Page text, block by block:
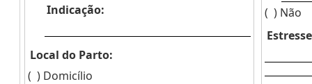
Indicação:
Local do Parto:
( ) Domicílio
( ) Não